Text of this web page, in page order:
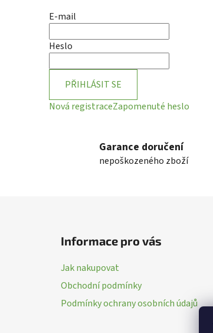
E-mail
Heslo
PŘIHLÁSIT SE
Nová registraceZapomenuté heslo
Garance doručení
nepoškozeného zboží
Informace pro vás
Jak nakupovat
Obchodní podmínky
Podmínky ochrany osobních údajů